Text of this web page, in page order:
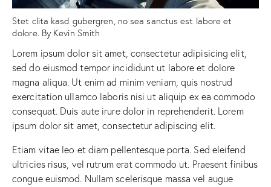
Stet clita kasd gubergren, no sea sanctus est labore et
dolore. By Kevin Smith
Lorem ipsum dolor sit amet, consectetur adipisicing elit,
sed do eiusmod tempor incididunt ut labore et dolore
magna aliqua. Ut enim ad minim veniam, quis nostrud
exercitation ullamco laboris nisi ut aliquip ex ea commodo
consequat. Duis aute irure dolor in reprehenderit. Lorem
ipsum dolor sit amet, consectetur adipiscing elit.
Etiam vitae leo et diam pellentesque porta. Sed eleifend
ultricies risus, vel rutrum erat commodo ut. Praesent finibus
congue euismod. Nullam scelerisque massa vel augue